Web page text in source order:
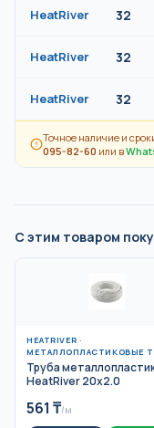
HeatRiver 32
HeatRiver 32
HeatRiver 32
Точное наличие и
095-82-60 или в
С этим товаром
HEATRIVER ·
МЕТАЛЛОПЛАСТИКОВЫЕ
Труба
HeatRiver 20x2.0
561 ₸/м